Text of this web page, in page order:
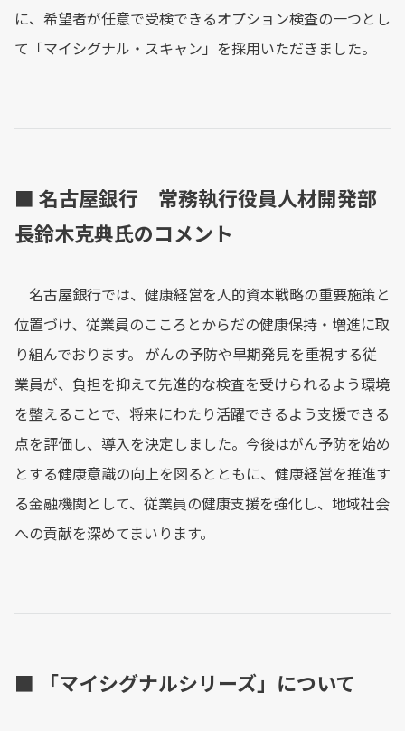
に、希望者が任意で受検できるオプション検査の一つとし
て「マイシグナル・スキャン」を採用いただきました。
■ 名古屋銀行 常務執行役員人材開発部
長鈴木克典氏のコメント
名古屋銀行では、健康経営を人的資本戦略の重要施策と
位置づけ、従業員のこころとからだの健康保持・増進に取
り組んでおります。 がんの予防や早期発見を重視する従
業員が、負担を抑えて先進的な検査を受けられるよう環境
を整えることで、将来にわたり活躍できるよう支援できる
点を評価し、導入を決定しました。今後はがん予防を始め
とする健康意識の向上を図るとともに、健康経営を推進す
る金融機関として、従業員の健康支援を強化し、地域社会
への貢献を深めてまいります。
■ 「マイシグナルシリーズ」について